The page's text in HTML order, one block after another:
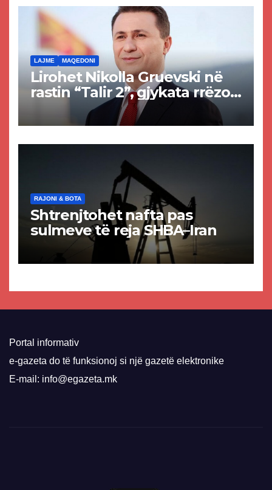
LAJME MAQEDONI
Lirohet Nikolla Gruevski në
rastin “Talir 2”, gjykata rrëzon
akuzat për ndërtimin e
paligjshëm të selisë së
RAJONI & BOTA
Shtrenjtohet nafta pas
sulmeve të reja SHBA–Iran
Portal informativ
e-gazeta do të funksionoj si një gazetë elektronike
E-mail: info@egazeta.mk